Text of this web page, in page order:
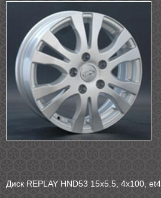
Диск REPLAY HND53 15х5.5, 4х100,